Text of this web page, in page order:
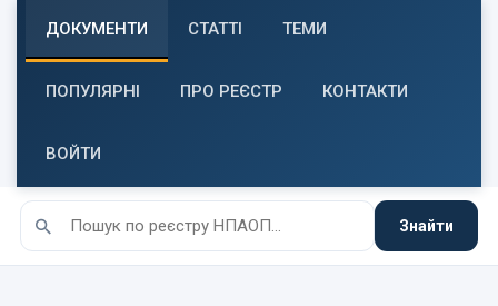
ДОКУМЕНТИ СТАТТІ ТЕМИ
ПОПУЛЯРНІ ПРО РЕЄСТР КОНТАКТИ
ВОЙТИ
Знайти